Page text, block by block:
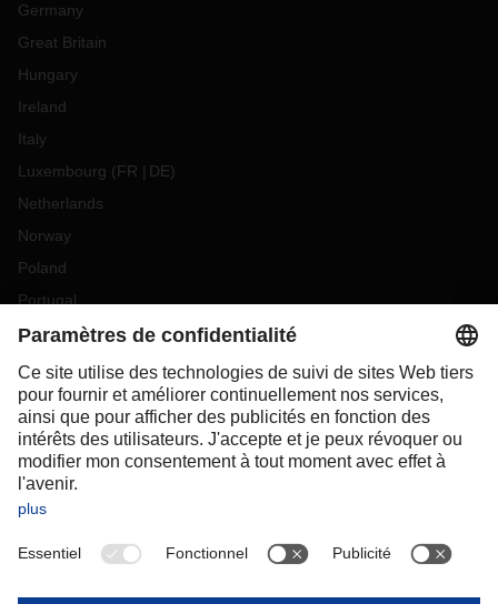
Germany
Great Britain
Hungary
Ireland
Italy
Luxembourg (FR DE)
Netherlands
Norway
Poland
Portugal
Romania
Slovakia
Spain
Sweden
Switzerland(DE FR)
Turkey
OCEANIA